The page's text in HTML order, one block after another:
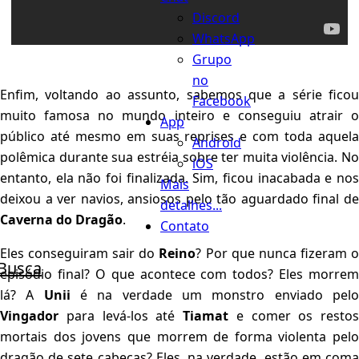
Discord
WhatsApp
Grupo
no
Facebook
App
Android
iOS
Mais
detalhes...
Contato
Enfim, voltando ao assunto, sabemos que a série ficou
muito famosa no mundo inteiro e conseguiu atrair o
público até mesmo em suas reprises e com toda aquela
polêmica durante sua estréia sobre ter muita violência. No
entanto, ela não foi finalizada. Sim, ficou inacabada e nos
deixou a ver navios, ansiosos pelo tão aguardado final de
Caverna do Dragão.
Eles conseguiram sair do Reino? Por que nunca fizeram o
episódio final? O que acontece com todos? Eles morrem
lá? A Uniié na verdade um monstro enviado pelo
Vingador para levá-los até Tiamat e comer os restos
mortais dos jovens que morrem de forma violenta pelo